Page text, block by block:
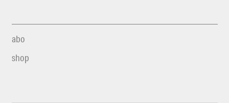
abo
shop